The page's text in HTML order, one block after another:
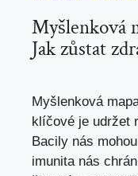
Myšlenková
Jak zůstat
Myšlenková
klíčové je udržet
Bacily nás
imunita nás